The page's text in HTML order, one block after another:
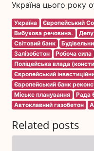
Україна цього року
Україна Європейський
Вибухова речовина.
Світовий банк
Залізобетон
Робоча сила
Поліцейська влада
Європейський
Європейський банк
Міське планування
Рада
Автоклавний газобетон
Related posts